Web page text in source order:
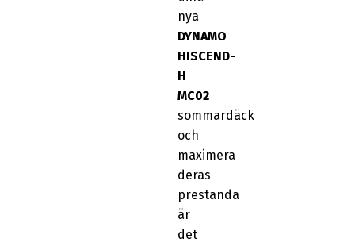
nya
DYNAMO
HISCEND-
H
MC02
sommardäck
och
maximera
deras
prestanda
är
det